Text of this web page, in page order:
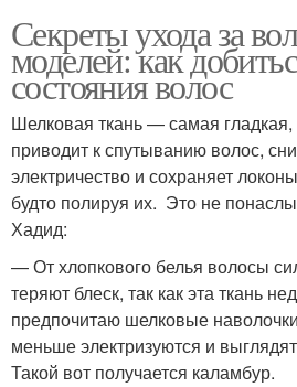
Секреты ухода за
моделей: как
состояния волос
Шелковая ткань — самая
приводит к спутыванию волос,
электричество и сохраняет
будто полируя их. Это не
Хадид:
— От хлопкового белья волосы
теряют блеск, так как эта ткань
предпочитаю шелковые
меньше электризуются и
Такой вот получается каламбур.